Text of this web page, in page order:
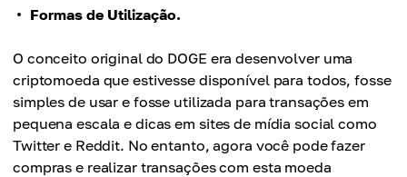
Formas de Utilização.
O conceito original do DOGE era desenvolver uma
criptomoeda que estivesse disponível para todos, fosse
simples de usar e fosse utilizada para transações em
pequena escala e dicas em sites de mídia social como
Twitter e Reddit. No entanto, agora você pode fazer
compras e realizar transações com esta moeda